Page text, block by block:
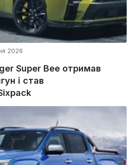
2026
Super Bee отримав
і став